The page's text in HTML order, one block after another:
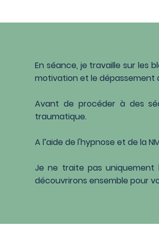
En séance, je travaille sur les
motivation et le dépassement
Avant de procéder à des
traumatique.
A l’aide de l'hypnose et de la
Je ne traite pas uniquement
découvrirons ensemble pour